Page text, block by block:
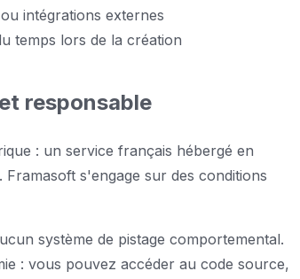
intégrations externes
temps lors de la création
responsable
: un service français hébergé en
s'engage sur des conditions
système de pistage comportemental.
: vous pouvez accéder au code source,